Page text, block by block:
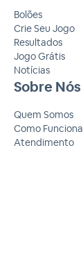
Bolões
Crie Seu Jogo
Resultados
Jogo Grátis
Notícias
Sobre Nós
Quem Somos
Como Funciona
Atendimento